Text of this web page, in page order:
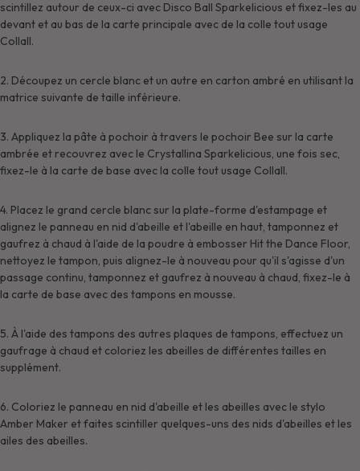
scintillez autour de ceux-ci avec Disco Ball Sparkelicious et fixez-les au
devant et au bas de la carte principale avec de la colle tout usage
Collall.
2. Découpez un cercle blanc et un autre en carton ambré en utilisant la
matrice suivante de taille inférieure.
3. Appliquez la pâte à pochoir à travers le pochoir Bee sur la carte
ambrée et recouvrez avec le Crystallina Sparkelicious, une fois sec,
fixez-le à la carte de base avec la colle tout usage Collall.
4. Placez le grand cercle blanc sur la plate-forme d'estampage et
alignez le panneau en nid d'abeille et l'abeille en haut, tamponnez et
gaufrez à chaud à l'aide de la poudre à embosser Hit the Dance Floor,
nettoyez le tampon, puis alignez-le à nouveau pour qu'il s'agisse d'un
passage continu, tamponnez et gaufrez à nouveau à chaud, fixez-le à
la carte de base avec des tampons en mousse.
5. À l'aide des tampons des autres plaques de tampons, effectuez un
gaufrage à chaud et coloriez les abeilles de différentes tailles en
supplément.
6. Coloriez le panneau en nid d'abeille et les abeilles avec le stylo
Amber Maker et faites scintiller quelques-uns des nids d'abeilles et les
ailes des abeilles.